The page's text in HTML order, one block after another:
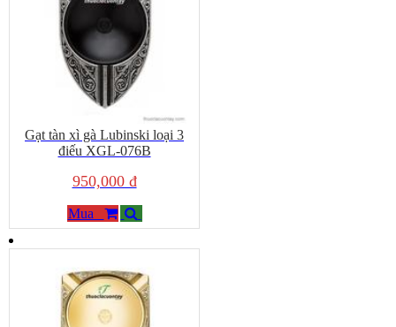
Gạt tàn xì gà Lubinski loại 3
điếu XGL-076B
950,000 đ
Mua